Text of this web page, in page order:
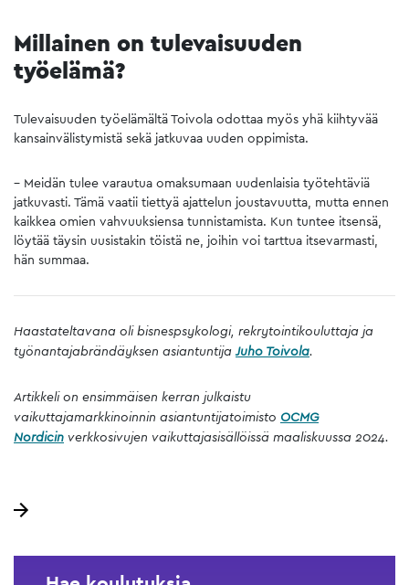
Millainen on tulevaisuuden
työelämä?
Tulevaisuuden työelämältä Toivola odottaa myös yhä kiihtyvää
kansainvälistymistä sekä jatkuvaa uuden oppimista.
– Meidän tulee varautua omaksumaan uudenlaisia työtehtäviä
jatkuvasti. Tämä vaatii tiettyä ajattelun joustavuutta, mutta ennen
kaikkea omien vahvuuksiensa tunnistamista. Kun tuntee itsensä,
löytää täysin uusistakin töistä ne, joihin voi tarttua itsevarmasti,
hän summaa.
Haastateltavana oli bisnespsykologi, rekrytointikouluttaja ja
työnantajabrändäyksen asiantuntijaJuho Toivola.
Artikkeli on ensimmäisen kerran julkaistu
vaikuttajamarkkinoinnin asiantuntijatoimisto OCMG
Nordicin verkkosivujen vaikuttajasisällöissä maaliskuussa 2024.